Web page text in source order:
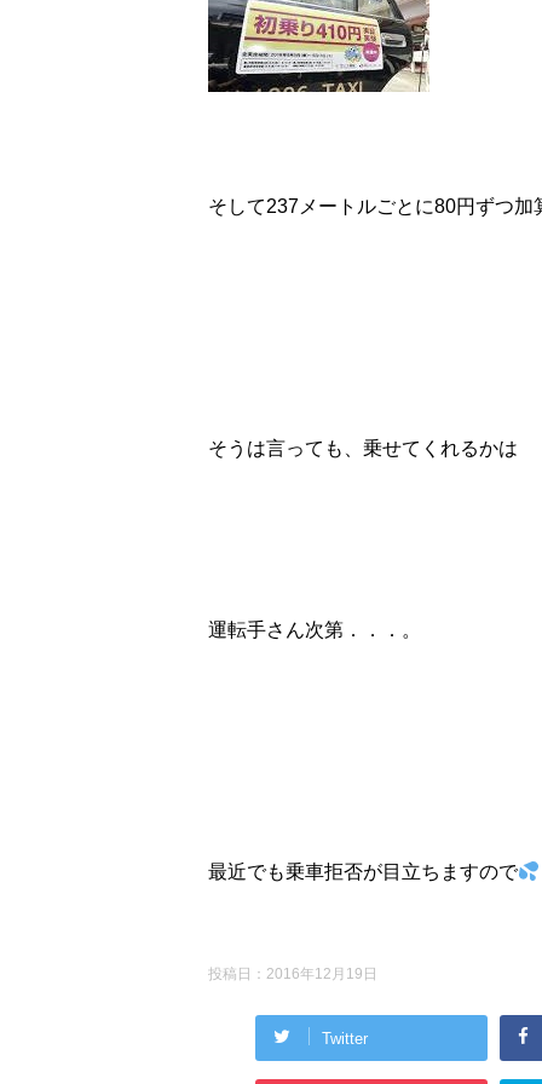
そして237メートルごとに80円ずつ加
そうは言っても、乗せてくれるかは
運転手さん次第．．．。
最近でも乗車拒否が目立ちますので
投稿日： 2016年12月19日
Twitter